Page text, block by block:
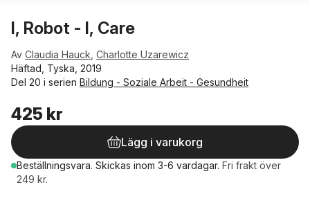
I, Robot - I, Care
Av Claudia Hauck Charlotte Uzarewicz
Häftad, Tyska, 2019
Del 20 i serien Bildung - Soziale Arbeit - Gesundheit
425 kr
Lägg i varukorg
Beställningsvara. Skickas inom 3-6 vardagar. Fri frakt över
249 kr.